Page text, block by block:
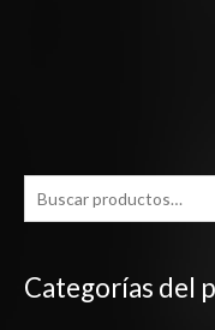
u
c
Categorías del